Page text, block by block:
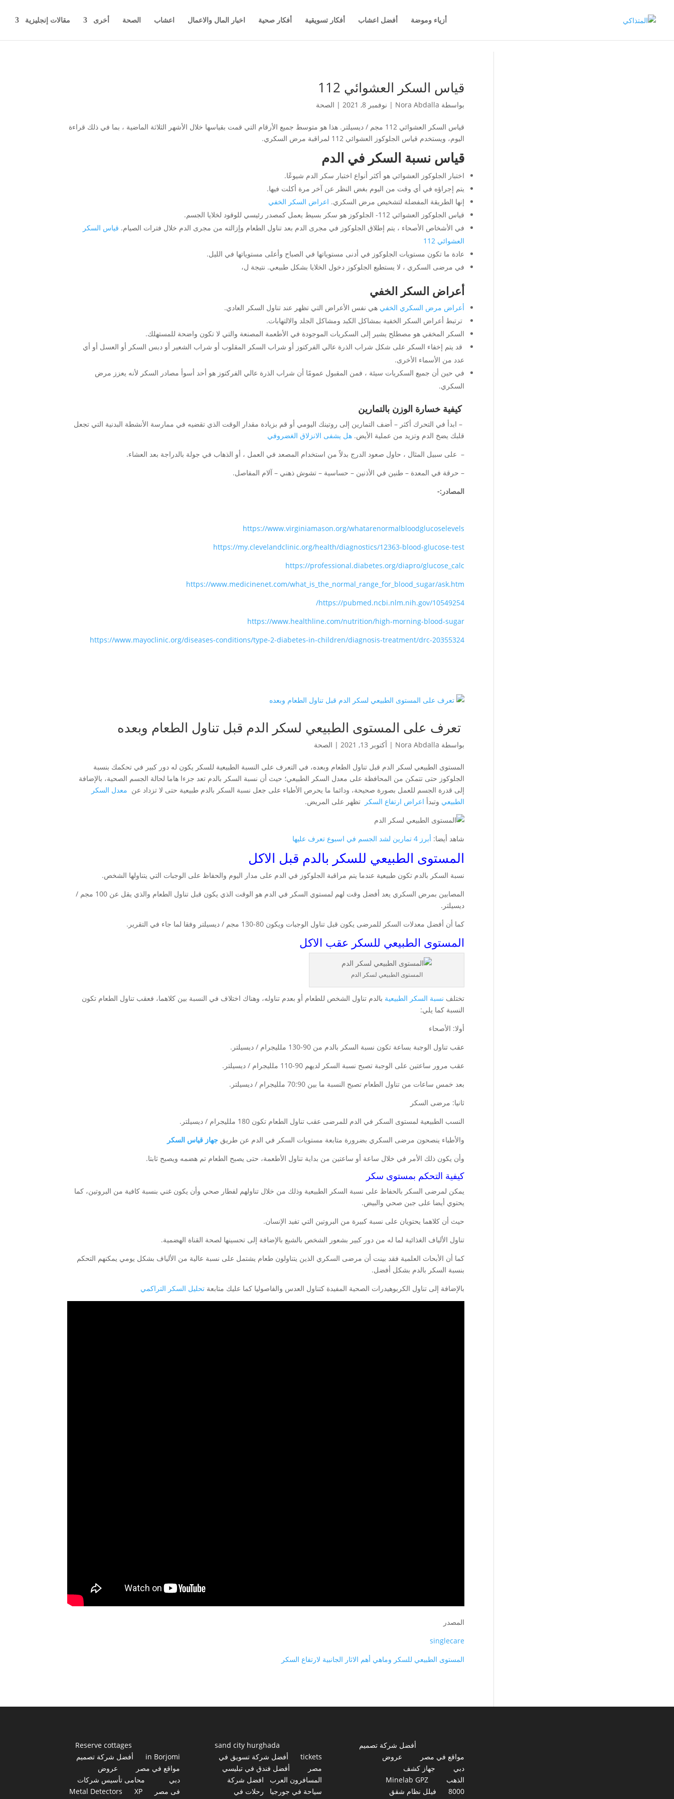
أزياء وموضة أفضل اعشاب أفكار تسويقية أفكار صحية اخبار المال والاعمال اعشاب الصحة أخرى مقالات إنجليزية
قياس السكر العشوائي 112
بواسطة Nora Abdalla
| نوفمبر 8, 2021 | الصحة
قياس السكر العشوائي 112 مجم / ديسيلتر. هذا هو متوسط ​​جميع الأرقام التي قمت بقياسها خلال الأشهر الثلاثة الماضية ، بما في ذلك قراءة
اليوم، ويستخدم قياس الجلوكوز العشوائي 112 لمراقبة مرض السكري.
قياس نسبة السكر في الدم
اختبار الجلوكوز العشوائي هو أكثر أنواع اختبار سكر الدم شيوعًا.
يتم إجراؤه في أي وقت من اليوم بغض النظر عن آخر مرة أكلت فيها.
إنها الطريقة المفضلة لتشخيص مرض السكري. اعراض السكر الخفي
قياس الجلوكوز العشوائي 112- الجلوكوز هو سكر بسيط يعمل كمصدر رئيسي للوقود لخلايا الجسم.
في الأشخاص الأصحاء ، يتم إطلاق الجلوكوز في مجرى الدم بعد تناول الطعام وإزالته من مجرى الدم خلال فترات الصيام. قياس السكر
العشوائي 112
عادة ما تكون مستويات الجلوكوز في أدنى مستوياتها في الصباح وأعلى مستوياتها في الليل.
في مرضى السكري ، لا يستطيع الجلوكوز دخول الخلايا بشكل طبيعي. نتيجة ل،
أعراض السكر الخفي
أعراض مرض السكري الخفي هي نفس الأعراض التي تظهر عند تناول السكر العادي.
ترتبط أعراض السكر الخفية بمشاكل الكبد ومشاكل الجلد والالتهابات.
السكر المخفي هو مصطلح يشير إلى السكريات الموجودة في الأطعمة المصنعة والتي لا تكون واضحة للمستهلك.
قد يتم إخفاء السكر على شكل شراب الذرة عالي الفركتوز أو شراب السكر المقلوب أو شراب الشعير أو دبس السكر أو العسل أو أي
عدد من الأسماء الأخرى.
في حين أن جميع السكريات سيئة ، فمن المقبول عمومًا أن شراب الذرة عالي الفركتوز هو أحد أسوأ مصادر السكر لأنه يعزز مرض
السكري.
كيفية خسارة الوزن بالتمارين
– ابدأ في التحرك أكثر – أضف التمارين إلى روتينك اليومي أو قم بزيادة مقدار الوقت الذي تقضيه في ممارسة الأنشطة البدنية التي تجعل
قلبك يضخ الدم وتزيد من عملية الأيض. هل يشفى الانزلاق الغضروفي
– على سبيل المثال ، حاول صعود الدرج بدلاً من استخدام المصعد في العمل ، أو الذهاب في جولة بالدراجة بعد العشاء.
– حرقة في المعدة – طنين في الأذنين – حساسية – تشوش ذهني – آلام المفاصل.
المصادر:-
https://www.virginiamason.org/whatarenormalbloodglucoselevels
https://my.clevelandclinic.org/health/diagnostics/12363-blood-glucose-test
https://professional.diabetes.org/diapro/glucose_calc
https://www.medicinenet.com/what_is_the_normal_range_for_blood_sugar/ask.htm
https://pubmed.ncbi.nlm.nih.gov/10549254/
https://www.healthline.com/nutrition/high-morning-blood-sugar
https://www.mayoclinic.org/diseases-conditions/type-2-diabetes-in-children/diagnosis-treatment/drc-20355324
تعرف على المستوى الطبيعي لسكر الدم قبل تناول الطعام وبعده
بواسطة Nora Abdalla
| أكتوبر 13, 2021 | الصحة
المستوى الطبيعي لسكر الدم قبل تناول الطعام وبعده، في التعرف على النسبة الطبيعية للسكر يكون له دور كبير في تحكمك بنسبة
الجلوكوز حتى تتمكن من المحافظة على معدل السكر الطبيعي؛ حيث أن نسبة السكر بالدم تعد جزءا هاما لحالة الجسم الصحية، بالإضافة
إلى قدرة الجسم للعمل بصورة صحيحة، ودائما ما يحرص الأطباء على جعل نسبة السكر بالدم طبيعية حتى لا تزداد عن معدل السكر
الطبيعي وتبدأ اعراض ارتفاع السكر تظهر على المريض.
شاهد أيضا: أبرز 4 تمارين لشد الجسم في اسبوع تعرف عليها
المستوى الطبيعي للسكر بالدم قبل الاكل
نسبة السكر بالدم تكون طبيعية عندما يتم مراقبة الجلوكوز في الدم على مدار اليوم والحفاظ على الوجبات التي يتناولها الشخص.
المصابين بمرض السكري يعد أفضل وقت لهم لمستوي السكر في الدم هو الوقت الذي يكون قبل تناول الطعام والذي يقل عن 100 مجم /
ديسيلتر.
كما أن أفضل معدلات السكر للمرضى يكون قبل تناول الوجبات ويكون 80-130 مجم / ديسيلتر وفقا لما جاء في التقرير.
المستوى الطبيعي للسكر عقب الاكل
المستوى الطبيعي لسكر الدم
تختلف نسبة السكر الطبيعية بالدم تناول الشخص للطعام أو بعدم تناوله، وهناك اختلاف في النسبة بين كلاهما، فعقب تناول الطعام تكون
النسبة كما يلي:
أولا: الأصحاء
عقب تناول الوجبة بساعة تكون نسبة السكر بالدم من 90-130 ملليجرام / ديسيلتر.
عقب مرور ساعتين على الوجبة تصبح نسبة السكر لديهم 90-110 ملليجرام / ديسيلتر.
بعد خمس ساعات من تناول الطعام تصبح النسبة ما بين 70:90 ملليجرام / ديسيلتر.
ثانيا: مرضى السكر
النسب الطبيعية لمستوى السكر في الدم للمرضى عقب تناول الطعام تكون 180 ملليجرام / ديسيلتر.
والأطباء ينصحون مرضى السكري بضرورة متابعة مستويات السكر في الدم عن طريق جهاز قياس السكر
وأن يكون ذلك الأمر في خلال ساعة أو ساعتين من بداية تناول الأطعمة، حتى يصبح الطعام تم هضمه ويصبح ثابتا.
كيفية التحكم بمستوى سكر
يمكن لمرضى السكر بالحفاظ على نسبة السكر الطبيعية وذلك من خلال تناولهم لفطار صحي وأن يكون غني بنسبة كافية من البروتين، كما
يحتوي أيضا على جبن صحي والبيض.
حيث أن كلاهما يحتويان على نسبة كبيرة من البروتين التي تفيد الإنسان.
تناول الألياف الغذائية لما له من دور كبير بشعور الشخص بالشبع بالإضافة إلى تحسينها لصحة القناة الهضمية.
كما أن الأبحاث العلمية فقد بينت أن مرضى السكري الذين يتناولون طعام يشتمل على نسبة عالية من الألياف بشكل يومي يمكنهم التحكم
بنسبة السكر بالدم بشكل أفضل.
بالإضافة إلى تناول الكربوهيدرات الصحية المفيدة كتناول العدس والفاصوليا كما عليك متابعة تحليل السكر التراكمي
المصدر
singlecare
المستوى الطبيعي للسكر وماهي أهم الاثار الجانبية لارتفاع السكر
Reserve cottages
in Borjomi
أفضل شركة تصميم
مواقع في مصر
عروض
دبي
محامى تأسيس شركات
فى مصر
Metal Detectors
XP
sand city hurghada
tickets
أفضل شركة تسويق في
مصر
أفضل فندق في تبليسي
المسافرون العرب
افضل شركة
سياحة في جورجيا
رحلات في
أفضل شركة تصميم
مواقع في مصر
عروض
دبي
جهاز كشف
الذهب
Minelab GPZ
8000
فيلل نظام شقق